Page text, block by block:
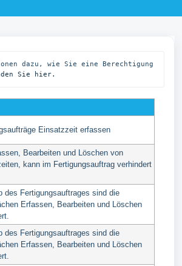
dazu, wie Sie eine Berechtigung
Sie hier.
Einsatzzeit erfassen
Bearbeiten und Löschen von
kann im Fertigungsauftrag verhindert
des Fertigungsauftrages sind die
Erfassen, Bearbeiten und Löschen
des Fertigungsauftrages sind die
Erfassen, Bearbeiten und Löschen